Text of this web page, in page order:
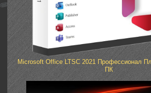
Microsoft Office LTSC 2021 Профессионал
ПК